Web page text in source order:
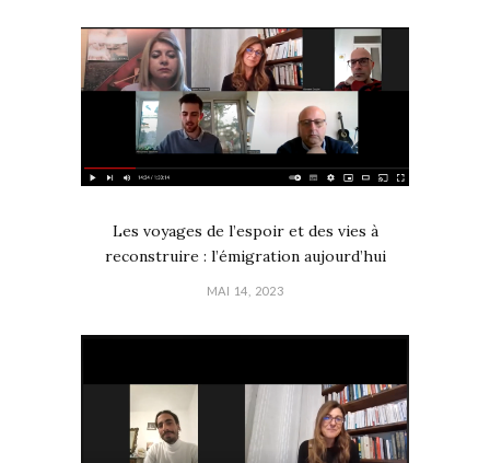
Les voyages de l’espoir et des vies à
reconstruire : l’émigration aujourd’hui
MAI 14, 2023